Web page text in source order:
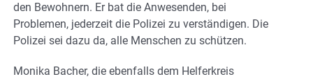
den Bewohnern. Er bat die Anwesenden, bei
Problemen, jederzeit die Polizei zu verständigen. Die
Polizei sei dazu da, alle Menschen zu schützen.
Monika Bacher, die ebenfalls dem Helferkreis